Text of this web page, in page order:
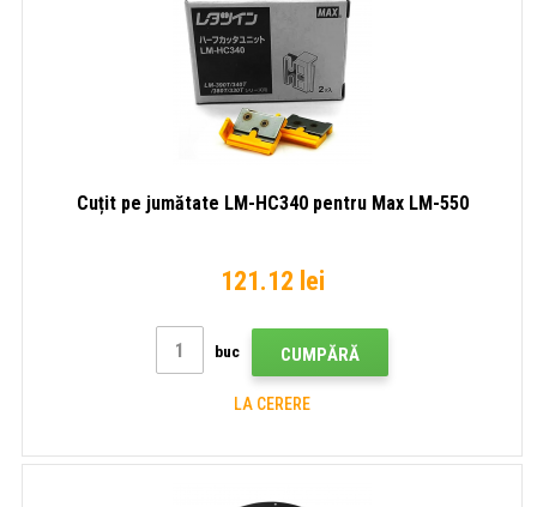
Cuțit pe jumătate LM-HC340 pentru Max LM-550
121.12 lei
buc CUMPĂRĂ
LA CERERE